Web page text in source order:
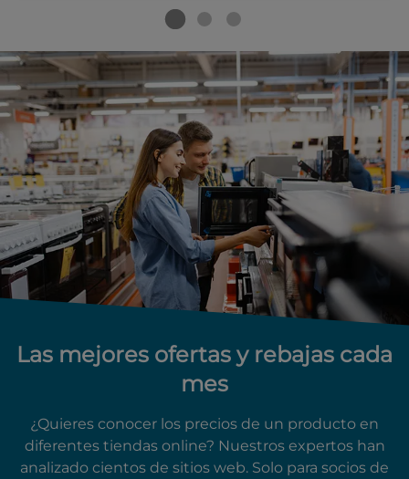
Las mejores ofertas y rebajas cada
mes
¿Quieres conocer los precios de un producto en
diferentes tiendas online? Nuestros expertos han
analizado cientos de sitios web. Solo para socios de